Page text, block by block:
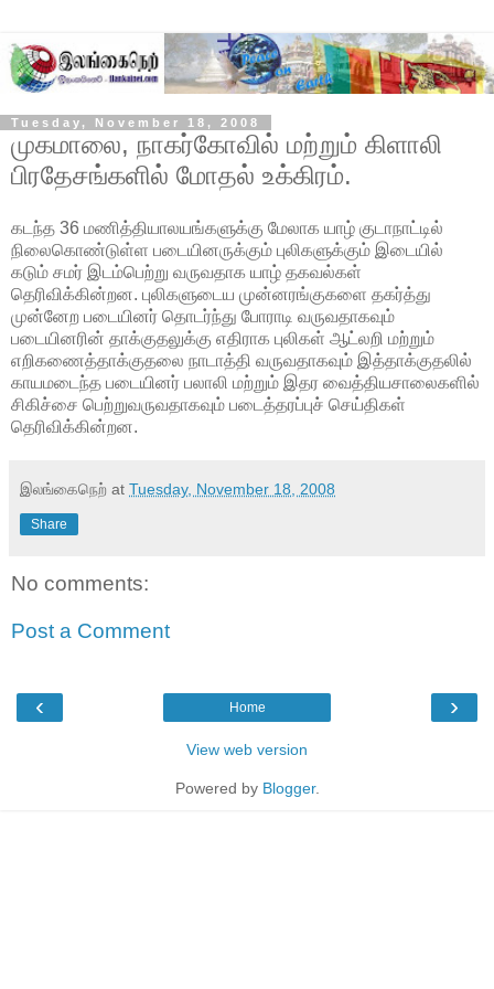
Tuesday, November 18, 2008
முகமாலை, நாகர்கோவில் மற்றும் கிளாலி
பிரதேசங்களில் மோதல் உக்கிரம்.
கடந்த 36 மணித்தியாலயங்களுக்கு மேலாக யாழ் குடாநாட்டில்
நிலைகொண்டுள்ள படையினருக்கும் புலிகளுக்கும் இடையில்
கடும் சமர் இடம்பெற்று வருவதாக யாழ் தகவல்கள்
தெரிவிக்கின்றன. புலிகளுடைய முன்னரங்குகளை தகர்த்து
முன்னேற படையினர் தொடர்ந்து போராடி வருவதாகவும்
படையினரின் தாக்குதலுக்கு எதிராக புலிகள் ஆட்லறி மற்றும்
எறிகணைத்தாக்குதலை நாடாத்தி வருவதாகவும் இத்தாக்குதலில்
காயமடைந்த படையினர் பலாலி மற்றும் இதர வைத்தியசாலைகளில்
சிகிச்சை பெற்றுவருவதாகவும் படைத்தரப்புச் செய்திகள்
தெரிவிக்கின்றன.
இலங்கைநெற் at Tuesday, November 18, 2008
Share
No comments:
Post a Comment
‹ ›
Home
View web version
Powered by Blogger.